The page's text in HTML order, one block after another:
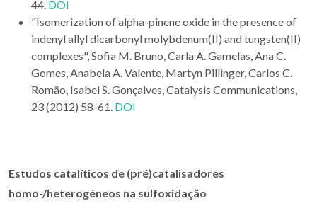
44. DOI
"Isomerization of alpha-pinene oxide in the presence of
indenyl allyl dicarbonyl molybdenum(II) and tungsten(II)
complexes", Sofia M. Bruno, Carla A. Gamelas, Ana C.
Gomes, Anabela A. Valente, Martyn Pillinger, Carlos C.
Romão, Isabel S. Gonçalves, Catalysis Communications,
23 (2012) 58-61. DOI
Estudos catalíticos de (pré)catalisadores
homo-/heterogéneos na sulfoxidação